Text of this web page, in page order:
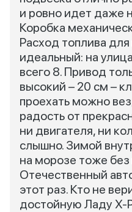
и ровно идет даже
Коробка
Расход топлива
идеальный: на
всего 8. Привод
высокий – 20 см –
проехать можно
радость от
ни двигателя, ни
слышно. Зимой
на морозе тоже
Отечественный
этот раз. Кто не
достойную Ладу Х-